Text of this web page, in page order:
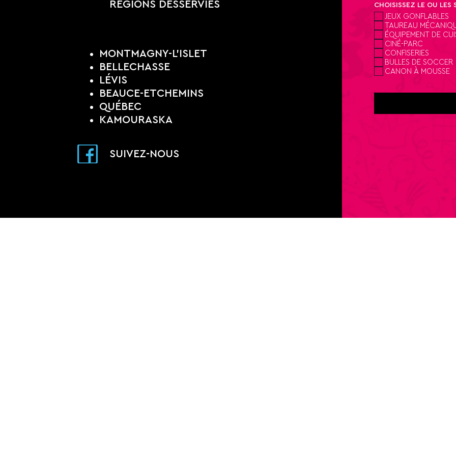
RÉGIONS DESSERVIES
MONTMAGNY-L'ISLET
BELLECHASSE
LÉVIS
BEAUCE-ETCHEMINS
QUÉBEC
KAMOURASKA
SUIVEZ-NOUS
CHOISISSEZ LE OU LES
JEUX GONFLABLES
TAUREAU
ÉQUIPEMENT DE
CINÉ-PARC
CONFISERIES
BULLES DE SOCCER
CANON À MOUSSE